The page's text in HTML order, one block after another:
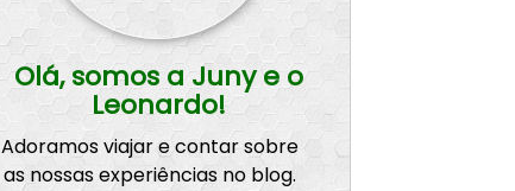
Olá, somos a Juny e o
Leonardo!
Adoramos viajar e contar sobre
as nossas experiências no blog.